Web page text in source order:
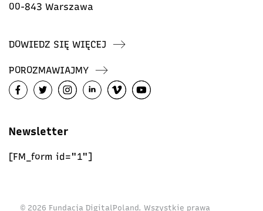
00-843 Warszawa
DOWIEDZ SIĘ WIĘCEJ
POROZMAWIAJMY
Newsletter
[FM_form id="1"]
© 2026 Fundacja DigitalPoland. Wszystkie prawa